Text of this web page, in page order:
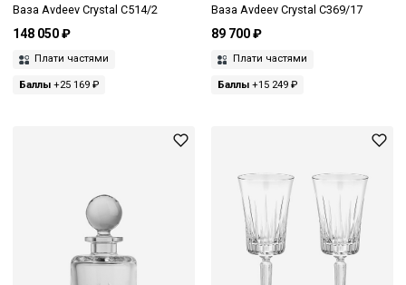
Ваза Avdeev Crystal С514/2
148 050 ₽
Плати частями
Баллы +25 169 ₽
Ваза Avdeev Crystal С369/17
89 700 ₽
Плати частями
Баллы+15 249 ₽